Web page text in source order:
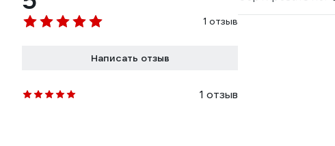
1 отзыв
Написать отзыв
1 отзыв